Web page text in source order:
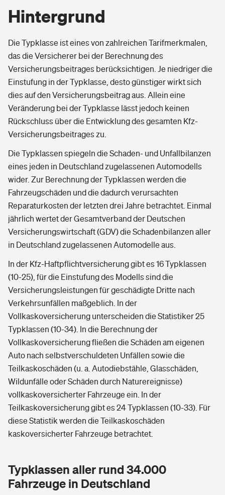
Hintergrund
Die Typklasse ist eines von zahlreichen Tarifmerkmalen,
das die Versicherer bei der Berechnung des
Versicherungsbeitrages berücksichtigen. Je niedriger die
Einstufung in der Typklasse, desto günstiger wirkt sich
dies auf den Versicherungsbeitrag aus. Allein eine
Veränderung bei der Typklasse lässt jedoch keinen
Rückschluss über die Entwicklung des gesamten Kfz-
Versicherungsbeitrages zu.
Die Typklassen spiegeln die Schaden- und Unfallbilanzen
eines jeden in Deutschland zugelassenen Automodells
wider. Zur Berechnung der Typklassen werden die
Fahrzeugschäden und die dadurch verursachten
Reparaturkosten der letzten drei Jahre betrachtet. Einmal
jährlich wertet der Gesamtverband der Deutschen
Versicherungswirtschaft (GDV) die Schadenbilanzen aller
in Deutschland zugelassenen Automodelle aus.
In der Kfz-Haftpflichtversicherung gibt es 16 Typklassen
(10-25), für die Einstufung des Modells sind die
Versicherungsleistungen für geschädigte Dritte nach
Verkehrsunfällen maßgeblich. In der
Vollkaskoversicherung unterscheiden die Statistiker 25
Typklassen (10-34). In die Berechnung der
Vollkaskoversicherung fließen die Schäden am eigenen
Auto nach selbstverschuldeten Unfällen sowie die
Teilkaskoschäden (u. a. Autodiebstähle, Glasschäden,
Wildunfälle oder Schäden durch Naturereignisse)
vollkaskoversicherter Fahrzeuge ein. In der
Teilkaskoversicherung gibt es 24 Typklassen (10-33). Für
diese Statistik werden die Teilkaskoschäden
kaskoversicherter Fahrzeuge betrachtet.
Typklassen aller rund 34.000
Fahrzeuge in Deutschland